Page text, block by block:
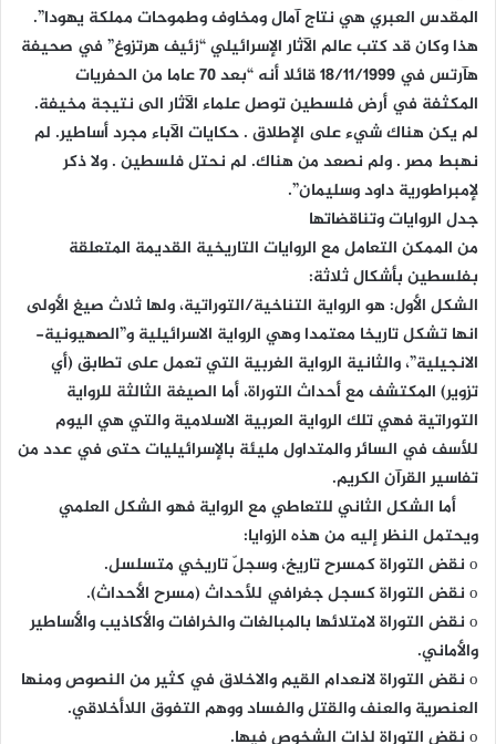
المقدس العبري هي نتاج آمال ومخاوف وطموحات مملكة يهودا”.
هذا وكان قد كتب عالم الآثار الإسرائيلي “زئيف هرتزوغ” في صحيفة
هآرتس في 18/11/1999 قائلا أنه “بعد 70 عاما من الحفريات
المكثفة في أرض فلسطين توصل علماء الآثار الى نتيجة مخيفة.
لم يكن هناك شيء على الإطلاق . حكايات الآباء مجرد أساطير. لم
نهبط مصر . ولم نصعد من هناك. لم نحتل فلسطين . ولا ذكر
لإمبراطورية داود وسليمان”.
جدل الروايات وتناقضاتها
من الممكن التعامل مع الروايات التاريخية القديمة المتعلقة
بفلسطين بأشكال ثلاثة:
الشكل الأول: هو الرواية التناخية/التوراتية، ولها ثلاث صيغ الأولى
انها تشكل تاريخا معتمدا وهي الرواية الاسرائيلية و”الصهيونية-
الانجيلية”، والثانية الرواية الغربية التي تعمل على تطابق (أي
تزوير) المكتشف مع أحداث التوراة، أما الصيغة الثالثة للرواية
التوراتية فهي تلك الرواية العربية الاسلامية والتي هي اليوم
للأسف في السائر والمتداول مليئة بالإسرائيليات حتى في عدد من
تفاسير القرآن الكريم.
أما الشكل الثاني للتعاطي مع الرواية فهو الشكل العلمي
ويحتمل النظر إليه من هذه الزوايا:
o نقض التوراة كمسرح تاريخ، وسجلّ تاريخي متسلسل.
o نقض التوراة كسجل جغرافي للأحداث (مسرح الأحداث).
o نقض التوراة لامتلائها بالمبالغات والخرافات والأكاذيب والأساطير
والأماني.
o نقض التوراة لانعدام القيم والاخلاق في كثير من النصوص ومنها
العنصرية والعنف والقتل والفساد ووهم التفوق اللاأخلاقي.
o نقض التوراة لذات الشخوص فيها.